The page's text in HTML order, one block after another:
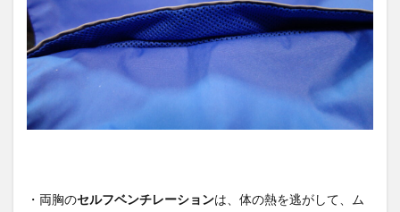
・両胸のセルフベンチレーションは、体の熱を逃がして、ム